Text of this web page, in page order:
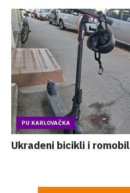
PU KARLOVAČKA
Ukradeni bicikli i romobil